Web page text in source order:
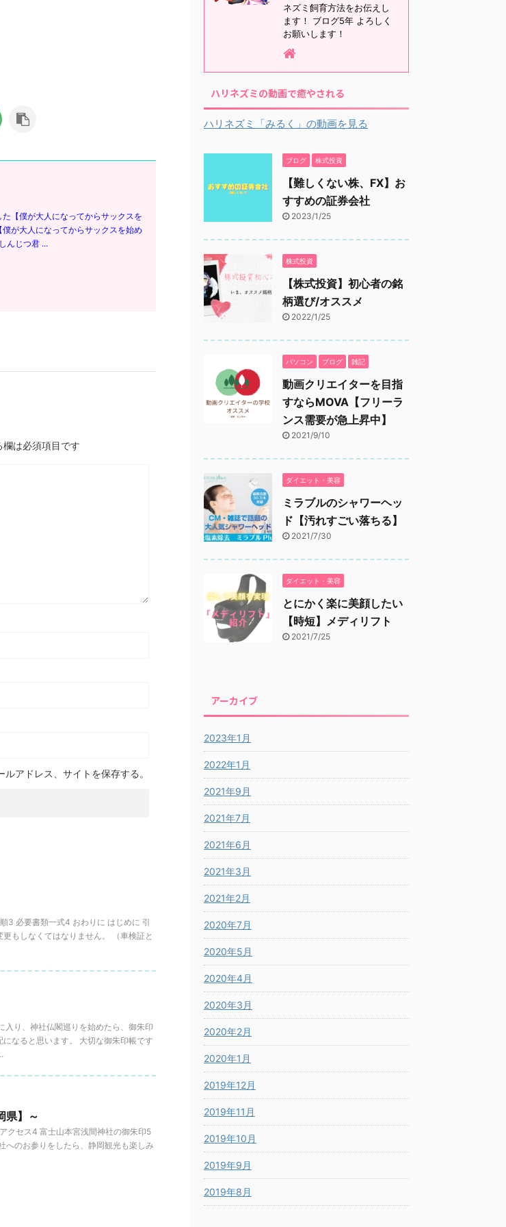
【僕が大人になってからサックスを
が大人になってからサックスを始め
んじつ君 ...
欄は必須項目です
アドレス、サイトを保存する。
3 必要書類一式4 おわりに はじめに 引
もしなくてはなりません。 （車検証と
入り、神社仏閣巡りを始めたら、御朱印
なると思います。 大切な御朱印帳です
県】～
クセス4 富士山本宮浅間神社の御朱印5
へのお参りをしたら、静岡観光も楽しみ
ネズミ飼育方法をお伝えし
ます！ ブログ5年 よろしく
お願いします！
ハリネズミの動画で癒やされる
ハリネズミ「みるく」の動画を見る
ブログ 株式投資
【難しくない株、FX】お
すすめの証券会社
2023/1/25
株式投資
【株式投資】初心者の銘
柄選び/オススメ
2022/1/25
パソコン ブログ 雑記
動画クリエイターを目指
すならMOVA【フリーラ
ンス需要が急上昇中】
2021/9/10
ダイエット・美容
ミラブルのシャワーヘッ
ド【汚れすごい落ちる】
2021/7/30
ダイエット・美容
とにかく楽に美顔したい
【時短】メディリフト
2021/7/25
アーカイブ
2023年1月
2022年1月
2021年9月
2021年7月
2021年6月
2021年3月
2021年2月
2020年7月
2020年5月
2020年4月
2020年3月
2020年2月
2020年1月
2019年12月
2019年11月
2019年10月
2019年9月
2019年8月